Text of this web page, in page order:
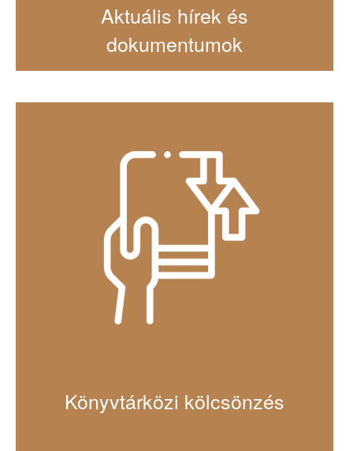
Aktuális hírek és
dokumentumok
Könyvtárközi kölcsönzés